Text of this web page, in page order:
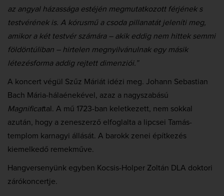
az angyal házassága estéjén megmutatkozott férjének s
testvérének is. A kórusmű a csoda pillanatát jeleníti meg,
amikor a két testvér számára – akik eddig nem hittek semmi
földöntúliban – hirtelen megnyilvánulnak egy másik
létezésforma addig rejtett dimenziói.”
A koncert végül Szűz Máriát idézi meg. Johann Sebastian
Bach Mária-hálaénekével, azaz a nagyszabású
Magnificattal. A mű 1723-ban keletkezett, nem sokkal
azután, hogy a zeneszerző elfoglalta a lipcsei Tamás-
templom karnagyi állását. A barokk zenei építkezés
kiemelkedő remekműve.
Hangversenyünk egyben Kocsis-Holper Zoltán DLA doktori
zárókoncertje.